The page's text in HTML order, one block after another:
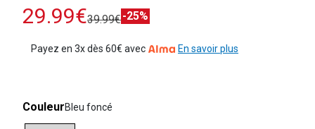
29.99€39.99€-25%
Payez en 3x dès 60€ avec En savoir plus
CouleurBleu foncé